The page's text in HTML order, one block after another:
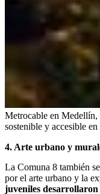
Metrocable en Medellín,
sostenible y accesible
4. Arte urbano y
La Comuna 8 también
por el arte urbano y la
juveniles